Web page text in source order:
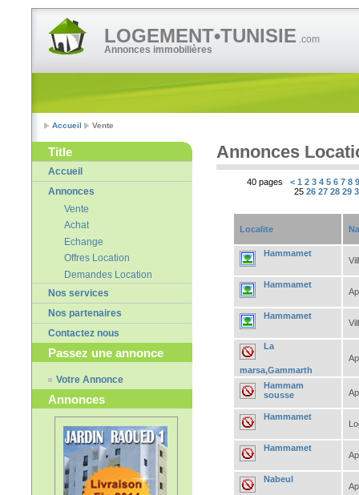
LOGEMENT•TUNISIE .com
Annonces immobilières
Accueil Vente
Title
Accueil
Annonces
Vente
Achat
Echange
Offres Location
Demandes Location
Nos services
Nos partenaires
Contactez nous
Passez une annonce
Votre Annonce
Annonces
Annonces
40 pages < 1 2 3 4 5 6 7 8
25 26 27 28 29
Localite
Hammamet
Hammamet
Hammamet
La
marsa,Gammarth
Hammam
sousse
Hammamet
Hammamet
Nabeul